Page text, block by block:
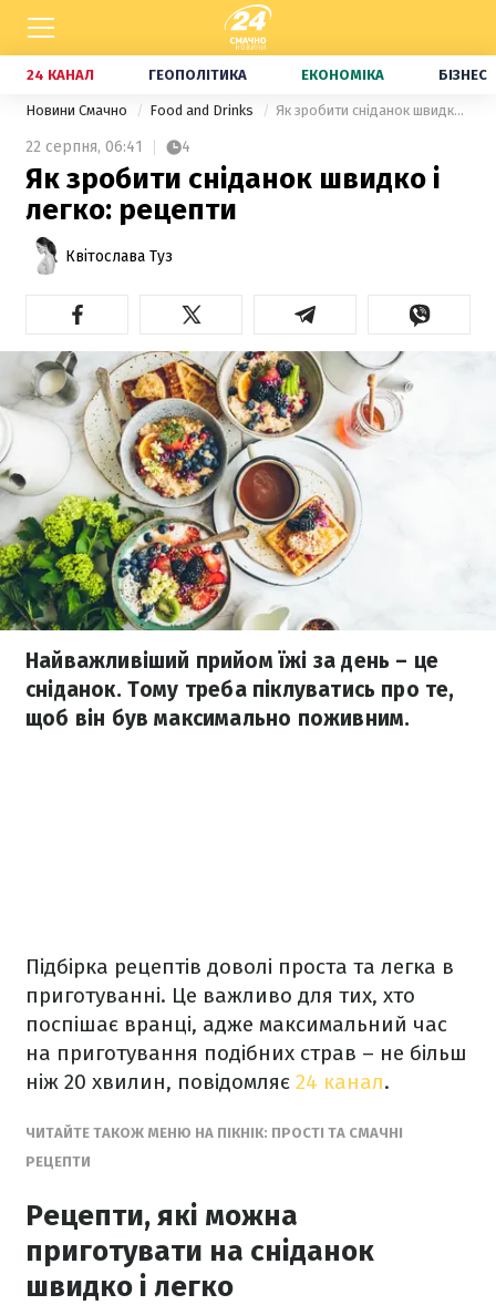
24 КАНАЛ ГЕОПОЛІТИКА ЕКОНОМІКА БІЗНЕС
Новини Смачно Food and Drinks Як зробити сніданок швидко і легко: рецепти
22 серпня, 06:41 4
Як зробити сніданок швидко і
легко: рецепти
Квітослава Туз
Найважливіший прийом їжі за день – це
сніданок. Тому треба піклуватись про те,
щоб він був максимально поживним.
Підбірка рецептів доволі проста та легка в
приготуванні. Це важливо для тих, хто
поспішає вранці, адже максимальний час
на приготування подібних страв – не більш
ніж 20 хвилин, повідомляє 24 канал.
ЧИТАЙТЕ ТАКОЖ МЕНЮ НА ПІКНІК: ПРОСТІ ТА СМАЧНІ
РЕЦЕПТИ
Рецепти, які можна
приготувати на сніданок
швидко і легко